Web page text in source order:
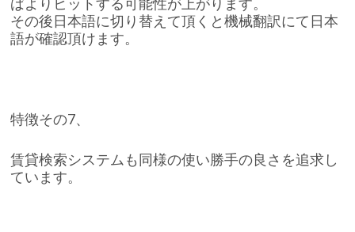
その後日本語に切り替えて頂くと機械翻訳にて日本
語が確認頂けます。
特徴その7、
賃貸検索システムも同様の使い勝手の良さを追求し
ています。